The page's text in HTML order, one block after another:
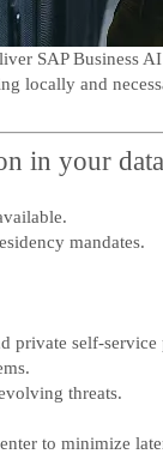
SAP Business
and
in your
mandates.
private self‑service
threats.
to minimize